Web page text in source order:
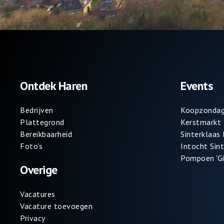
Ontdek Haren
Bedrijven
Plattegrond
Bereikbaarheid
Foto's
Overige
Vacatures
Vacature toevoegen
Privacy
Events
Kerstmarkt
Sinterklaas
Intocht
Pompoen